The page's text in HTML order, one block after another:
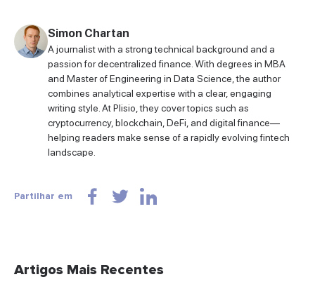
Simon Chartan
A journalist with a strong technical background and a
passion for decentralized finance. With degrees in MBA
and Master of Engineering in Data Science, the author
combines analytical expertise with a clear, engaging
writing style. At Plisio, they cover topics such as
cryptocurrency, blockchain, DeFi, and digital finance—
helping readers make sense of a rapidly evolving fintech
landscape.
Partilhar em
Artigos Mais Recentes